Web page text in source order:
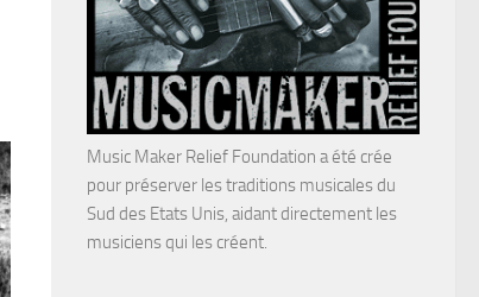
Music Maker Relief Foundation a été crée
pour préserver les traditions musicales du
Sud des Etats Unis, aidant directement les
musiciens qui les créent.